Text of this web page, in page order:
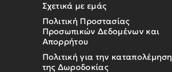
Σχετικά με εμάς
Πολιτική Προστασίας
Προσωπικών Δεδομένων και
Απορρήτου
Πολιτική για την καταπολέμηση
της Δωροδοκίας